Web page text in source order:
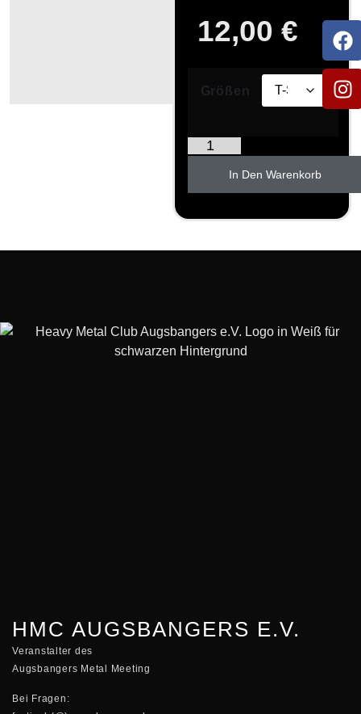
12,00€
Größen
In Den Warenkorb
HMC AUGSBANGERS E.V.
Veranstalter des
Augsbangers Metal Meeting
Bei Fragen: